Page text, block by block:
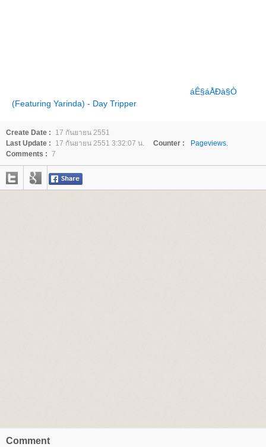
áÊ§áÅÐà§Ò
(Featuring Yarinda) - Day Tripper
Create Date :
17 กันยายน 2551
Last Update :
17 กันยายน 2551 3:32:07 น. Counter :
Pageviews.
Comments : 7
Comment